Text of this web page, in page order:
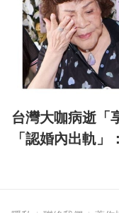
台灣大咖病逝「
「認婚內出軌